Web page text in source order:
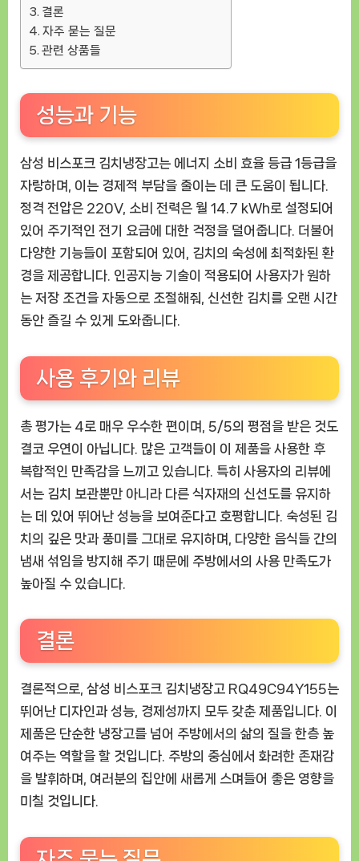
결론
자주 묻는 질문
관련 상품들
성능과 기능
삼성 비스포크 김치냉장고는 에너지 소비 효율 등급 1등급을
자랑하며, 이는 경제적 부담을 줄이는 데 큰 도움이 됩니다.
정격 전압은 220V, 소비 전력은 월 14.7 kWh로 설정되어
있어 주기적인 전기 요금에 대한 걱정을 덜어줍니다. 더불어
다양한 기능들이 포함되어 있어, 김치의 숙성에 최적화된 환
경을 제공합니다. 인공지능 기술이 적용되어 사용자가 원하
는 저장 조건을 자동으로 조절해줘, 신선한 김치를 오랜 시간
동안 즐길 수 있게 도와줍니다.
사용 후기와 리뷰
총 평가는 4로 매우 우수한 편이며, 5/5의 평점을 받은 것도
결코 우연이 아닙니다. 많은 고객들이 이 제품을 사용한 후
복합적인 만족감을 느끼고 있습니다. 특히 사용자의 리뷰에
서는 김치 보관뿐만 아니라 다른 식자재의 신선도를 유지하
는 데 있어 뛰어난 성능을 보여준다고 호평합니다. 숙성된 김
치의 깊은 맛과 풍미를 그대로 유지하며, 다양한 음식들 간의
냄새 섞임을 방지해 주기 때문에 주방에서의 사용 만족도가
높아질 수 있습니다.
결론
결론적으로, 삼성 비스포크 김치냉장고 RQ49C94Y155는
뛰어난 디자인과 성능, 경제성까지 모두 갖춘 제품입니다. 이
제품은 단순한 냉장고를 넘어 주방에서의 삶의 질을 한층 높
여주는 역할을 할 것입니다. 주방의 중심에서 화려한 존재감
을 발휘하며, 여러분의 집안에 새롭게 스며들어 좋은 영향을
미칠 것입니다.